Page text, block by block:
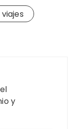
viajes
y